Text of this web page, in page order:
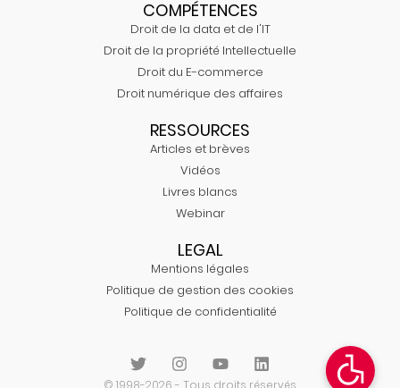
COMPÉTENCES
Droit de la data et de l'IT
Droit de la propriété Intellectuelle
Droit du E-commerce
Droit numérique des affaires
RESSOURCES
Articles et brèves
Vidéos
Livres blancs
Webinar
LEGAL
Mentions légales
Politique de gestion des cookies
Politique de confidentialité
© 1998-2026 - Tous droits réservés